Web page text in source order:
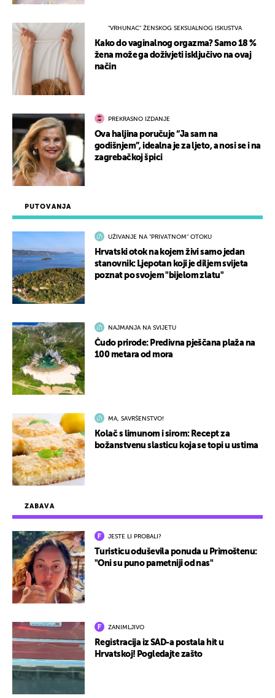
ZABAVA
JESTE LI PROBALI?
Turisticu oduševila ponuda u Primoštenu:
"Oni su puno pametniji od nas"
ZANIMLJIVO
Registracija iz SAD-a postala hit u
Hrvatskoj! Pogledajte zašto
PUTOVANJA
UŽIVANJE NA "PRIVATNOM" OTOKU
Hrvatski otok na kojem živi samo jedan
stanovnik: Ljepotan koji je diljem svijeta
poznat po svojem "bijelom zlatu"
NAJMANJA NA SVIJETU
Čudo prirode: Predivna pješčana plaža na
100 metara od mora
MA, SAVRŠENSTVO!
Kolač s limunom i sirom: Recept za
božanstvenu slasticu koja se topi u ustima
"VRHUNAC" ŽENSKOG SEKSUALNOG ISKUSTVA
Kako do vaginalnog orgazma? Samo 18 %
žena može ga doživjeti isključivo na ovaj
način
PREKRASNO IZDANJE
Ova haljina poručuje “Ja sam na
godišnjem”, idealna je za ljeto, a nosi se i na
zagrebačkoj špici